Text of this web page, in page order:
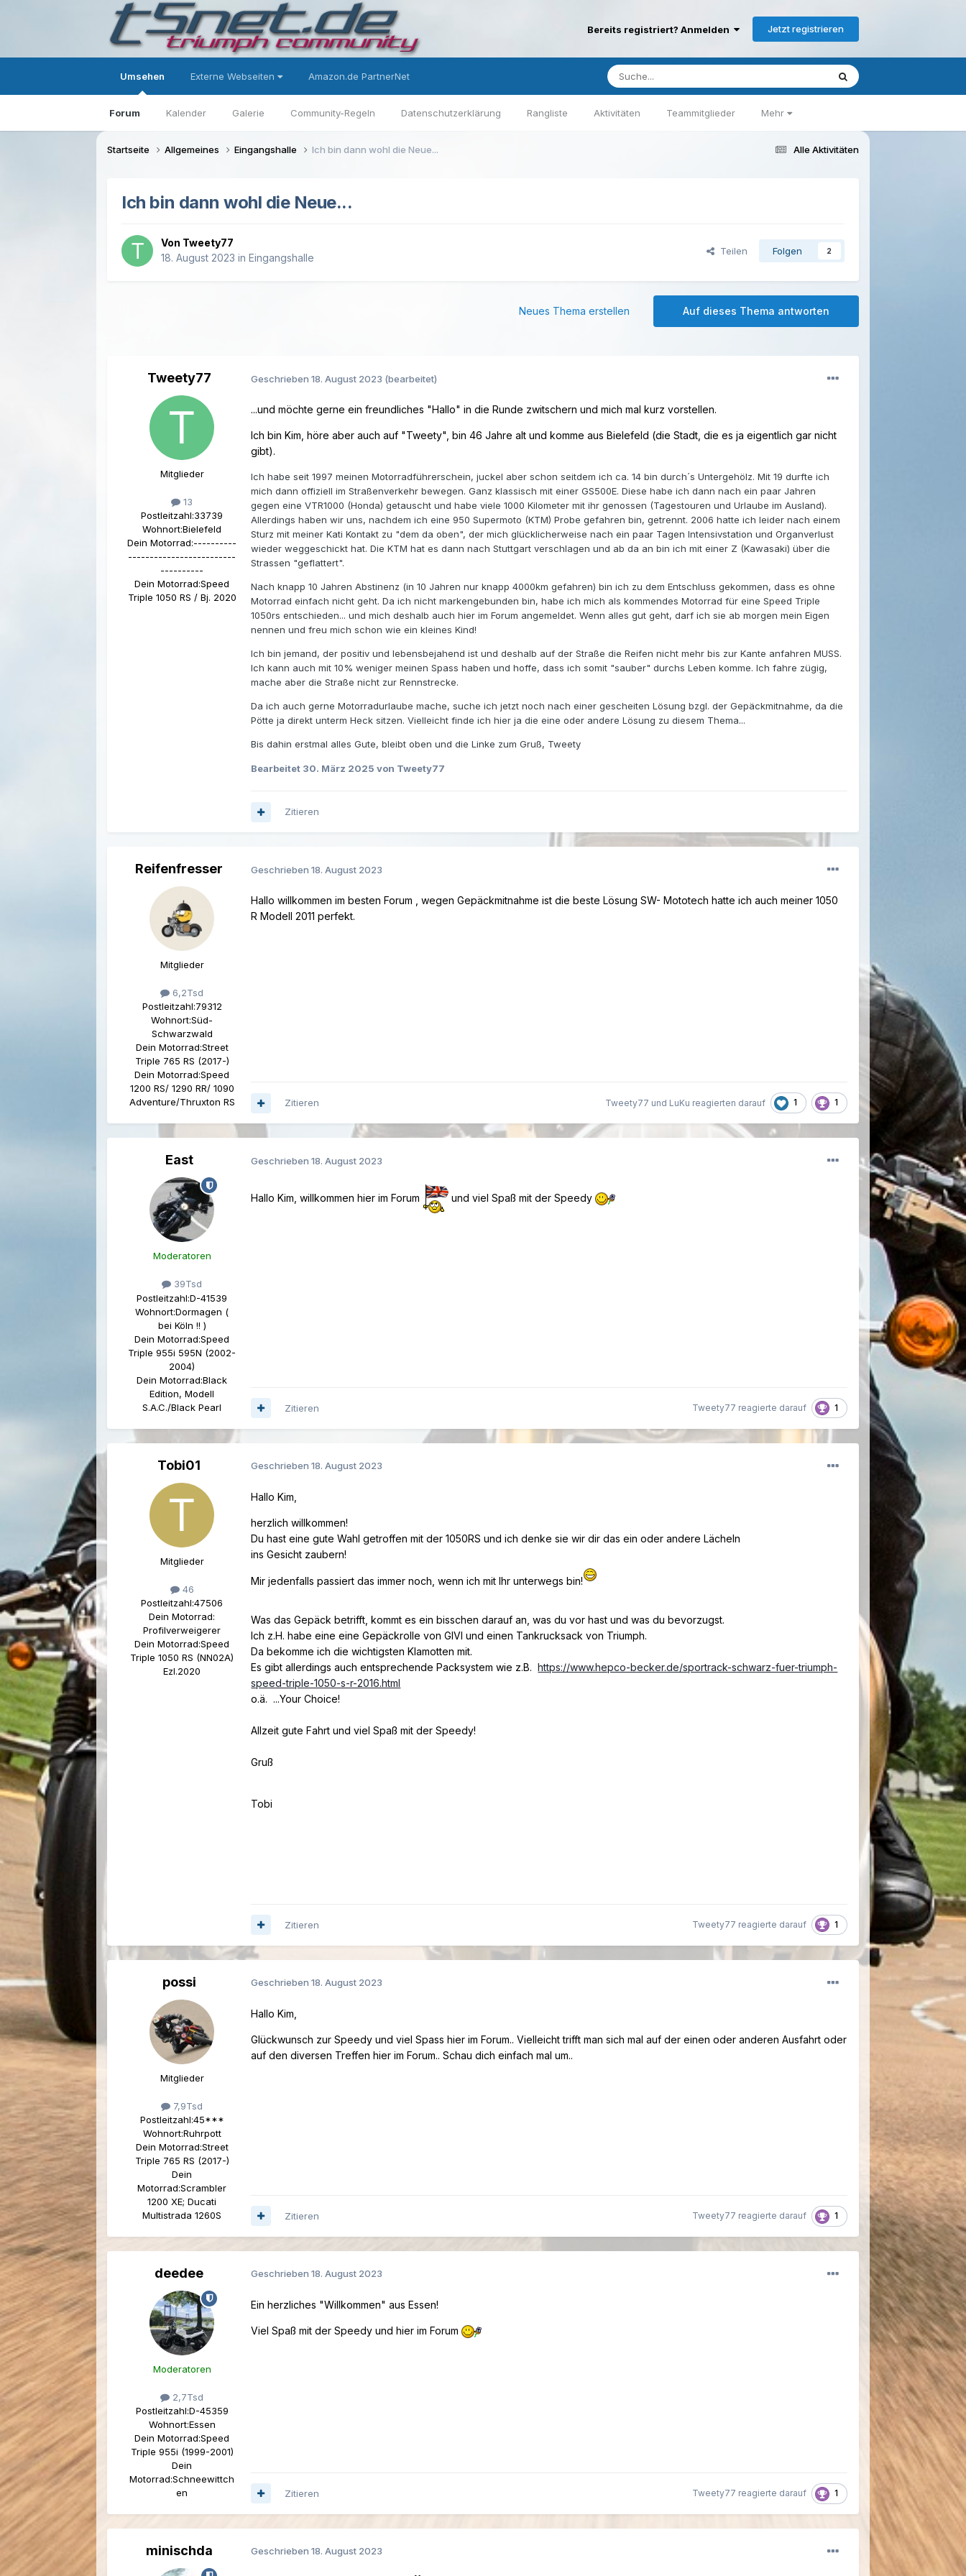
Bereits registriert? Anmelden Jetzt registrieren
Umsehen
Forum Kalender Galerie Community-Regeln Datenschutzerklärung Rangliste Aktivitäten Teammitglieder Mehr
Externe Webseiten Amazon.de PartnerNet
Alle Aktivitäten
Startseite Allgemeines Eingangshalle Ich bin dann wohl die Neue...
Ich bin dann wohl die Neue...
Von Tweety77
18. August 2023 inEingangshalle
Teilen Folgen 2
Auf dieses Thema antworten
Neues Thema erstellen
Tweety77
Mitglieder
13
Postleitzahl:33739
Wohnort:Bielefeld
Dein Motorrad:----------
-------------------------
----------
Dein Motorrad:Speed
Triple 1050 RS / Bj. 2020
Geschrieben18. August 2023 (bearbeitet)
...und möchte gerne ein freundliches "Hallo" in die Runde zwitschern und mich mal kurz vorstellen.
Ich bin Kim, höre aber auch auf "Tweety", bin 46 Jahre alt und komme aus Bielefeld (die Stadt, die es ja eigentlich gar nicht
gibt).
Ich habe seit 1997 meinen Motorradführerschein, juckel aber schon seitdem ich ca. 14 bin durch´s Untergehölz. Mit 19 durfte ich
mich dann offiziell im Straßenverkehr bewegen. Ganz klassisch mit einer GS500E. Diese habe ich dann nach ein paar Jahren
gegen eine VTR1000 (Honda) getauscht und habe viele 1000 Kilometer mit ihr genossen (Tagestouren und Urlaube im Ausland).
Allerdings haben wir uns, nachdem ich eine 950 Supermoto (KTM) Probe gefahren bin, getrennt. 2006 hatte ich leider nach einem
Sturz mit meiner Kati Kontakt zu "dem da oben", der mich glücklicherweise nach ein paar Tagen Intensivstation und Organverlust
wieder weggeschickt hat. Die KTM hat es dann nach Stuttgart verschlagen und ab da an bin ich mit einer Z (Kawasaki) über die
Strassen "geflattert".
Nach knapp 10 Jahren Abstinenz (in 10 Jahren nur knapp 4000km gefahren) bin ich zu dem Entschluss gekommen, dass es ohne
Motorrad einfach nicht geht. Da ich nicht markengebunden bin, habe ich mich als kommendes Motorrad für eine Speed Triple
1050rs entschieden... und mich deshalb auch hier im Forum angemeldet. Wenn alles gut geht, darf ich sie ab morgen mein Eigen
nennen und freu mich schon wie ein kleines Kind!
Ich bin jemand, der positiv und lebensbejahend ist und deshalb auf der Straße die Reifen nicht mehr bis zur Kante anfahren MUSS.
Ich kann auch mit 10% weniger meinen Spass haben und hoffe, dass ich somit "sauber" durchs Leben komme. Ich fahre zügig,
mache aber die Straße nicht zur Rennstrecke.
Da ich auch gerne Motorradurlaube mache, suche ich jetzt noch nach einer gescheiten Lösung bzgl. der Gepäckmitnahme, da die
Pötte ja direkt unterm Heck sitzen. Vielleicht finde ich hier ja die eine oder andere Lösung zu diesem Thema...
Bis dahin erstmal alles Gute, bleibt oben und die Linke zum Gruß, Tweety
Bearbeitet 30. März 2025 von Tweety77
Zitieren
Reifenfresser
Mitglieder
6,2Tsd
Postleitzahl:79312
Wohnort:Süd-
Schwarzwald
Dein Motorrad:Street
Triple 765 RS (2017-)
Dein Motorrad:Speed
1200 RS/ 1290 RR/ 1090
Adventure/Thruxton RS
Geschrieben18. August 2023
Hallo willkommen im besten Forum , wegen Gepäckmitnahme ist die beste Lösung SW- Mototech hatte ich auch meiner 1050
R Modell 2011 perfekt.
Tweety77 und LuKu reagierten darauf 1 1
Zitieren
East
Moderatoren
39Tsd
Postleitzahl:D-41539
Wohnort:Dormagen (
bei Köln !! )
Dein Motorrad:Speed
Triple 955i 595N (2002-
2004)
Dein Motorrad:Black
Edition, Modell
S.A.C./Black Pearl
Geschrieben18. August 2023
Hallo Kim, willkommen hier im Forum und viel Spaß mit der Speedy
Tweety77 reagierte darauf 1
Zitieren
Tobi01
Mitglieder
46
Postleitzahl:47506
Dein Motorrad:
Profilverweigerer
Dein Motorrad:Speed
Triple 1050 RS (NN02A)
Ezl.2020
Geschrieben18. August 2023
Hallo Kim,
herzlich willkommen!
Du hast eine gute Wahl getroffen mit der 1050RS und ich denke sie wir dir das ein oder andere Lächeln
ins Gesicht zaubern!
Mir jedenfalls passiert das immer noch, wenn ich mit Ihr unterwegs bin!
Was das Gepäck betrifft, kommt es ein bisschen darauf an, was du vor hast und was du bevorzugst.
Ich z.H. habe eine eine Gepäckrolle von GIVI und einen Tankrucksack von Triumph.
Da bekomme ich die wichtigsten Klamotten mit.
Es gibt allerdings auch entsprechende Packsystem wie z.B.https://www.hepco-becker.de/sportrack-schwarz-fuer-triumph-
speed-triple-1050-s-r-2016.html
o.ä. ...Your Choice!
Allzeit gute Fahrt und viel Spaß mit der Speedy!
Gruß
Tobi
Tweety77 reagierte darauf 1
Zitieren
possi
Mitglieder
7,9Tsd
Postleitzahl:45***
Wohnort:Ruhrpott
Dein Motorrad:Street
Triple 765 RS (2017-)
Dein
Motorrad:Scrambler
1200 XE; Ducati
Multistrada 1260S
Geschrieben18. August 2023
Hallo Kim,
Glückwunsch zur Speedy und viel Spass hier im Forum.. Vielleicht trifft man sich mal auf der einen oder anderen Ausfahrt oder
auf den diversen Treffen hier im Forum.. Schau dich einfach mal um..
Tweety77 reagierte darauf 1
Zitieren
deedee
Moderatoren
2,7Tsd
Postleitzahl:D-45359
Wohnort:Essen
Dein Motorrad:Speed
Triple 955i (1999-2001)
Dein
Motorrad:Schneewittch
en
Geschrieben18. August 2023
Ein herzliches "Willkommen" aus Essen!
Viel Spaß mit der Speedy und hier im Forum
Tweety77 reagierte darauf 1
Zitieren
minischda Geschrieben18. August 2023